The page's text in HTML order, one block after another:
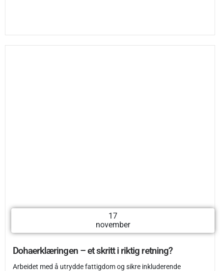
17
november
Dohaerklæringen – et skritt i riktig retning?
Arbeidet med å utrydde fattigdom og sikre inkluderende